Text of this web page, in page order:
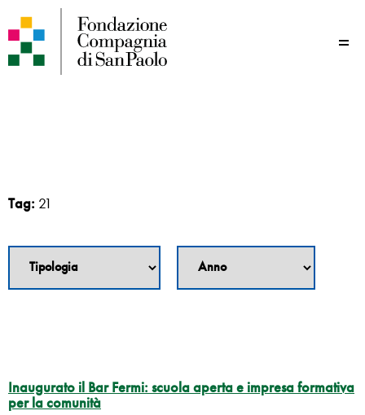
Tag: 21
Inaugurato il Bar Fermi: scuola aperta e impresa formativa
per la comunità